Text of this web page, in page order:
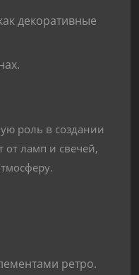
декоративные
роль в создании
от ламп и свечей,
ретро.